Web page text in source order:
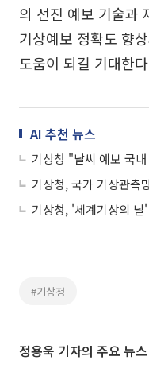
의 선진 예보 기술과
기상예보 정확도 향
도움이 되길 기대한
AI 추천 뉴스
기상청 "날씨 예보 국
#기상청
정용욱 기자의 주요 뉴스